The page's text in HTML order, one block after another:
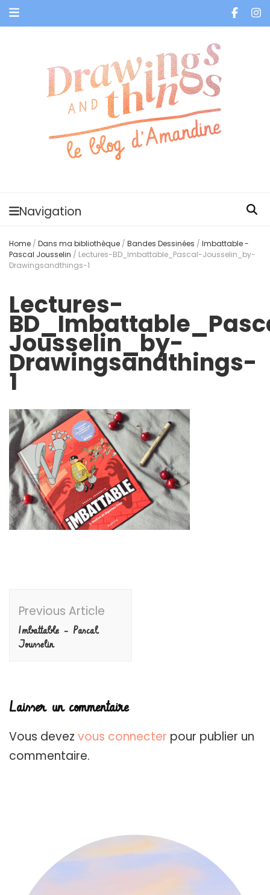
Navigation
Home / Dans ma bibliothèque / Bandes Dessinées / Imbattable -
Pascal Jousselin / Lectures-BD_Imbattable_Pascal-Jousselin_by-
Drawingsandthings-1
Lectures-
Jousselin_by-
Drawingsandthings-
1
Navigation
Previous Article
Imbattable – Pascal
Jousselin
Laisser un commentaire
Vous devez vous connecter pour publier un
commentaire.